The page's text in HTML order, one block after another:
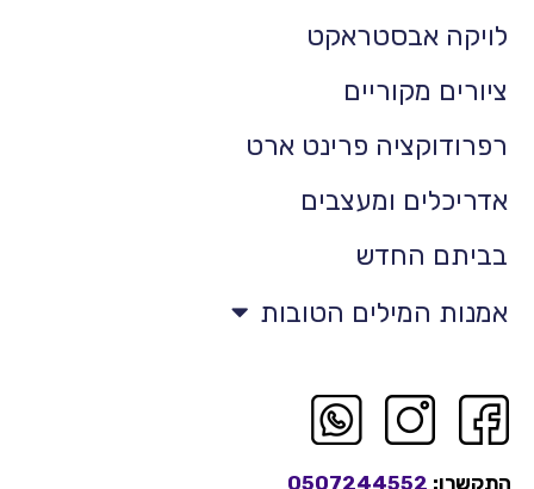
לויקה אבסטראקט
ציורים מקוריים
רפרודוקציה פרינט ארט
אדריכלים ומעצבים
בביתם החדש
אמנות המילים הטובות
התקשרו: 0507244552